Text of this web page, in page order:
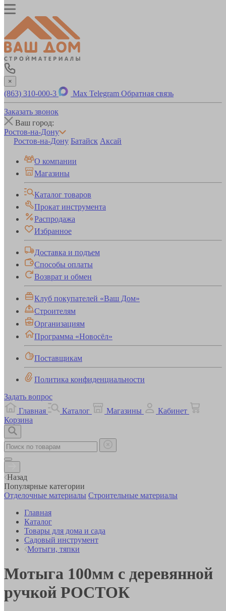
×
(863) 310-000-3 Max Telegram Обратная связь
Заказать звонок
Ваш город:
Ростов-на-Дону
Ростов-на-Дону Батайск Аксай
О компании
Магазины
Каталог товаров
Прокат инструмента
Распродажа
Избранное
Доставка и подъем
Способы оплаты
Возврат и обмен
Клуб покупателей «Ваш Дом»
Строителям
Организациям
Программа «Новосёл»
Поставщикам
Политика конфиденциальности
Задать вопрос
Главная
Каталог Магазины
Кабинет
Корзина
Назад
Популярные категории
Отделочные материалы Строительные материалы
Главная
Каталог
Товары для дома и сада
Садовый инструмент
Мотыги, тяпки
Мотыга 100мм с деревянной
ручкой РОСТОК